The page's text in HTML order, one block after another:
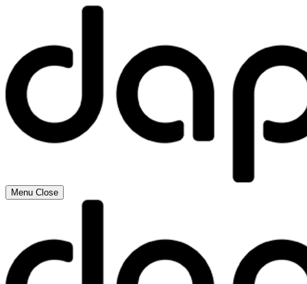
Menu Close